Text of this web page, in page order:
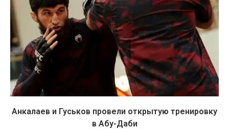
Анкалаев и Гуськов провели открытую тренировку
в Абу-Даби